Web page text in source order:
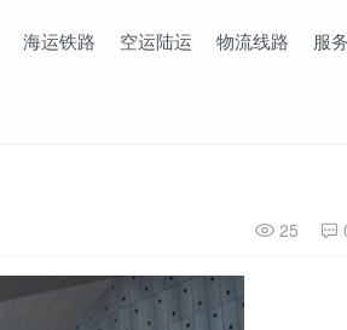
海运铁路 空运陆运 物流线路 服
25